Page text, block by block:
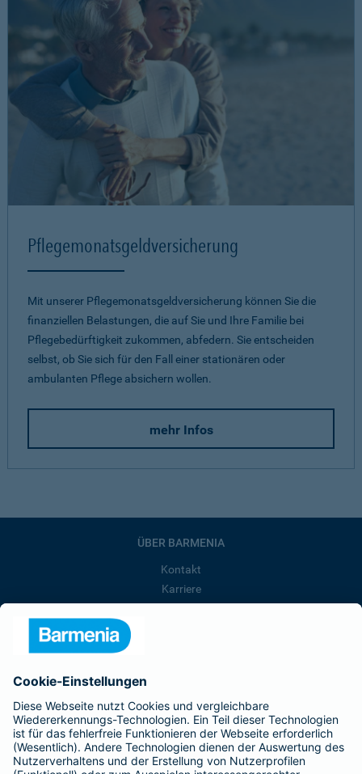
Pflegemonatsgeld­versicherung
Mit unserer Pflegemonatsgeld­versicherung können Sie die
finanziellen Belastungen, die auf Sie und Ihre Familie bei
Pflegebedürftigkeit zukommen, abfedern. Sie entscheiden
selbst, ob Sie sich für den Fall einer stationären oder
ambulanten Pflege absichern wollen.
mehr Infos
ÜBER BARMENIA
Kontakt
Karriere
Barmenia ist Teil der BarmeniaGothaer
BELIEBTE SEITEN
Kranken-Zusatzversicherung
Tierversicherungen